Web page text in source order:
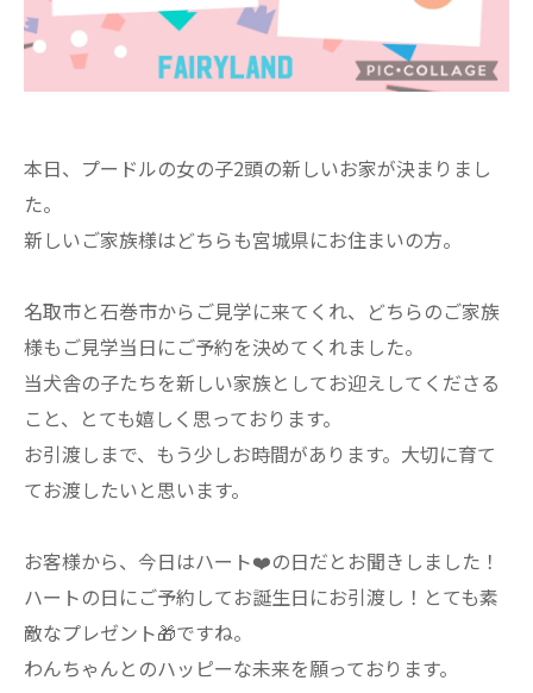
本日、プードルの女の子2頭の新しいお家が決まりまし
た。
新しいご家族様はどちらも宮城県にお住まいの方。
名取市と石巻市からご見学に来てくれ、どちらのご家族
様もご見学当日にご予約を決めてくれました。
当犬舎の子たちを新しい家族としてお迎えしてくださる
こと、とても嬉しく思っております。
お引渡しまで、もう少しお時間があります。大切に育て
てお渡したいと思います。
お客様から、今日はハート❤️の日だとお聞きしました！
ハートの日にご予約してお誕生日にお引渡し！とても素
敵なプレゼント🎁ですね。
わんちゃんとのハッピーな未来を願っております。